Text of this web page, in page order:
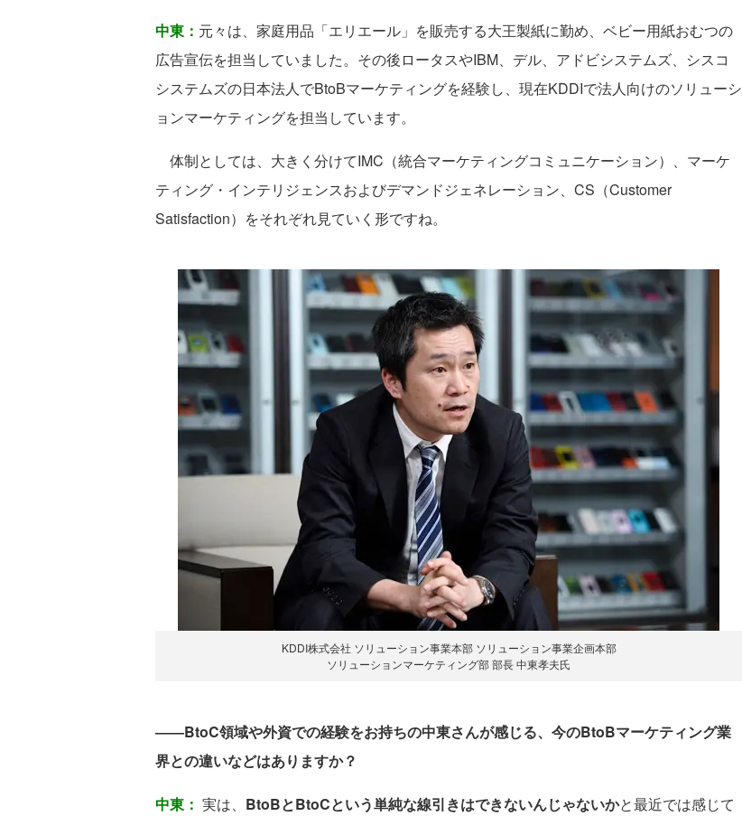
中東： 元々は、家庭用品「エリエール」を販売する大王製紙に勤め、ベビー用紙おむつの
広告宣伝を担当していました。その後ロータスやIBM、デル、アドビシステムズ、シスコ
システムズの日本法人でBtoBマーケティングを経験し、現在KDDIで法人向けのソリューシ
ョンマーケティングを担当しています。
体制としては、大きく分けてIMC（統合マーケティングコミュニケーション）、マーケ
ティング・インテリジェンスおよびデマンドジェネレーション、CS（Customer
Satisfaction）をそれぞれ見ていく形ですね。
KDDI株式会社 ソリューション事業本部 ソリューション事業企画本部
ソリューションマーケティング部 部長 中東孝夫氏
――BtoC領域や外資での経験をお持ちの中東さんが感じる、今のBtoBマーケティング業
界との違いなどはありますか？
中東： 実は、 BtoBとBtoCという単純な線引きはできないんじゃないかと最近では感じて